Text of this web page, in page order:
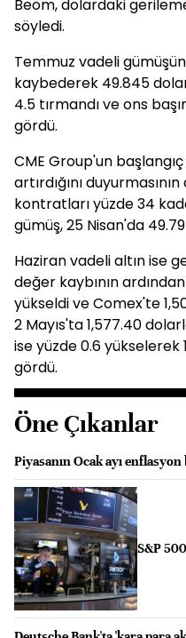
Beom, dolardaki
söyledi.
Temmuz vadeli
kaybederek 49.845
4.5 tırmandı ve ons
gördü.
CME Group'un
artırdığını
kontratları yüzde 34
gümüş, 25 Nisan'da
Haziran vadeli altın ise
değer kaybının
yükseldi ve Comex'te
2 Mayıs'ta 1,577.40
ise yüzde 0.6
gördü.
Öne Çıkanlar
Piyasanın Ocak ayı
S&P